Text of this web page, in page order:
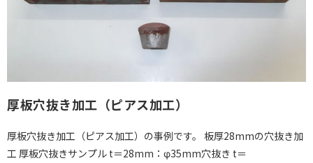
厚板穴抜き加工（ピアス加工）
厚板穴抜き加工（ピアス加工）の事例です。 板厚28mmの穴抜き加
工 厚板穴抜きサンプル t＝28mm：φ35mm穴抜き t＝